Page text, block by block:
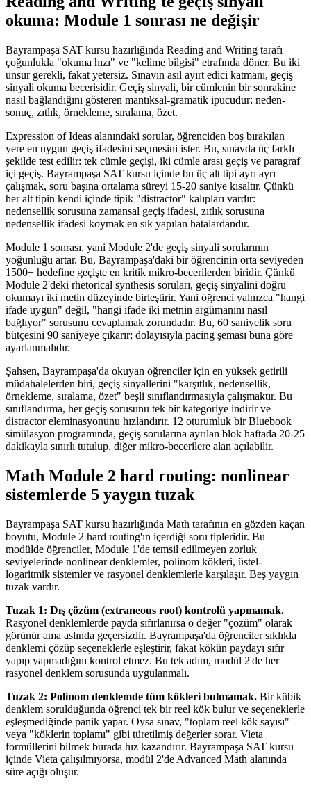
okuma: Module 1 sonrası ne değişir
Bayrampaşa SAT kursu hazırlığında Reading and Writing tarafı
çoğunlukla "okuma hızı" ve "kelime bilgisi" etrafında döner. Bu iki
unsur gerekli, fakat yetersiz. Sınavın asıl ayırt edici katmanı, geçiş
sinyali okuma becerisidir. Geçiş sinyali, bir cümlenin bir sonrakine
nasıl bağlandığını gösteren mantıksal-gramatik ipucudur: neden-
sonuç, zıtlık, örnekleme, sıralama, özet.
Expression of Ideas alanındaki sorular, öğrenciden boş bırakılan
yere en uygun geçiş ifadesini seçmesini ister. Bu, sınavda üç farklı
şekilde test edilir: tek cümle geçişi, iki cümle arası geçiş ve paragraf
içi geçiş. Bayrampaşa SAT kursu içinde bu üç alt tipi ayrı ayrı
çalışmak, soru başına ortalama süreyi 15-20 saniye kısaltır. Çünkü
her alt tipin kendi içinde tipik "distractor" kalıpları vardır:
nedensellik sorusuna zamansal geçiş ifadesi, zıtlık sorusuna
nedensellik ifadesi koymak en sık yapılan hatalardandır.
Module 1 sonrası, yani Module 2'de geçiş sinyali sorularının
yoğunluğu artar. Bu, Bayrampaşa'daki bir öğrencinin orta seviyeden
1500+ hedefine geçişte en kritik mikro-becerilerden biridir. Çünkü
Module 2'deki rhetorical synthesis soruları, geçiş sinyalini doğru
okumayı iki metin düzeyinde birleştirir. Yani öğrenci yalnızca "hangi
ifade uygun" değil, "hangi ifade iki metnin argümanını nasıl
bağlıyor" sorusunu cevaplamak zorundadır. Bu, 60 saniyelik soru
bütçesini 90 saniyeye çıkarır; dolayısıyla pacing şeması buna göre
ayarlanmalıdır.
Şahsen, Bayrampaşa'da okuyan öğrenciler için en yüksek getirili
müdahalelerden biri, geçiş sinyallerini "karşıtlık, nedensellik,
örnekleme, sıralama, özet" beşli sınıflandırmasıyla çalışmaktır. Bu
sınıflandırma, her geçiş sorusunu tek bir kategoriye indirir ve
distractor eleminasyonunu hızlandırır. 12 oturumluk bir Bluebook
simülasyon programında, geçiş sorularına ayrılan blok haftada 20-25
dakikayla sınırlı tutulup, diğer mikro-becerilere alan açılabilir.
Math Module 2 hard routing: nonlinear
sistemlerde 5 yaygın tuzak
Bayrampaşa SAT kursu hazırlığında Math tarafının en gözden kaçan
boyutu, Module 2 hard routing'ın içerdiği soru tipleridir. Bu
modülde öğrenciler, Module 1'de temsil edilmeyen zorluk
seviyelerinde nonlinear denklemler, polinom kökleri, üstel-
logaritmik sistemler ve rasyonel denklemlerle karşılaşır. Beş yaygın
tuzak vardır.
Tuzak 1: Dış çözüm (extraneous root) kontrolü yapmamak.
Rasyonel denklemlerde payda sıfırlanırsa o değer "çözüm" olarak
görünür ama aslında geçersizdir. Bayrampaşa'da öğrenciler sıklıkla
denklemi çözüp seçeneklerle eşleştirir, fakat kökün paydayı sıfır
yapıp yapmadığını kontrol etmez. Bu tek adım, modül 2'de her
rasyonel denklem sorusunda uygulanmalı.
Tuzak 2: Polinom denklemde tüm kökleri bulmamak. Bir kübik
denklem sorulduğunda öğrenci tek bir reel kök bulur ve seçeneklerle
eşleşmediğinde panik yapar. Oysa sınav, "toplam reel kök sayısı"
veya "köklerin toplamı" gibi türetilmiş değerler sorar. Vieta
formüllerini bilmek burada hız kazandırır. Bayrampaşa SAT kursu
içinde Vieta çalışılmıyorsa, modül 2'de Advanced Math alanında
süre açığı oluşur.